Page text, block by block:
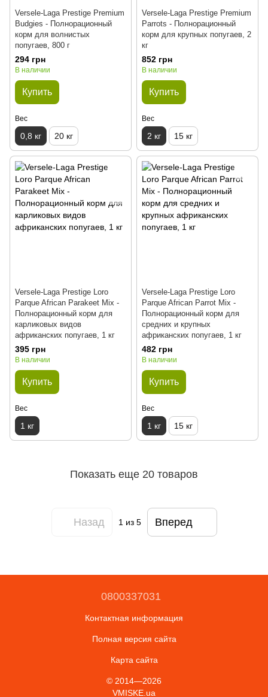
Versele-Laga Prestige Premium
Вudgies - Полнорационный
корм для волнистых
попугаев, 800 г
294 грн
В наличии
Купить
Вес
0,8 кг 20 кг
Versele-Laga Prestige Premium
Parrots - Полнорационный
корм для крупных попугаев, 2
кг
852 грн
В наличии
Купить
Вес
2 кг 15 кг
Versele-Laga Prestige Loro
Parque African Parakeet Mix -
Полнорационный корм для
карликовых видов
африканских попугаев, 1 кг
395 грн
В наличии
Купить
Вес
1 кг
Versele-Laga Prestige Loro
Parque African Parrot Mix -
Полнорационный корм для
средних и крупных
африканских попугаев, 1 кг
482 грн
В наличии
Купить
Вес
1 кг 15 кг
Показать еще 20 товаров
Назад 1 из 5 Вперед
0800337031
Контактная информация
Полная версия сайта
Карта сайта
© 2014—2026
VMISKE.ua